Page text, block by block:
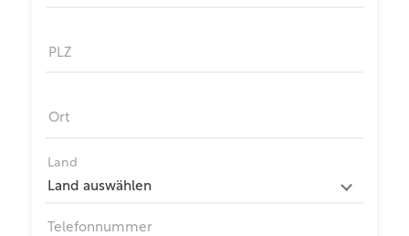
PLZ
Ort
Land
Telefonnummer